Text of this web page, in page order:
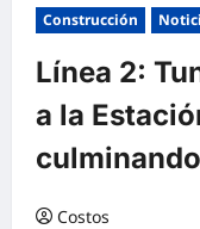
Construcción
Línea 2:
a la
Costos